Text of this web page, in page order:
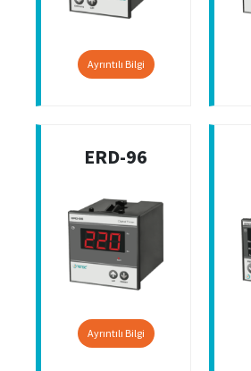
Ayrıntılı Bilgi
ERD-96
Ayrıntılı Bilgi